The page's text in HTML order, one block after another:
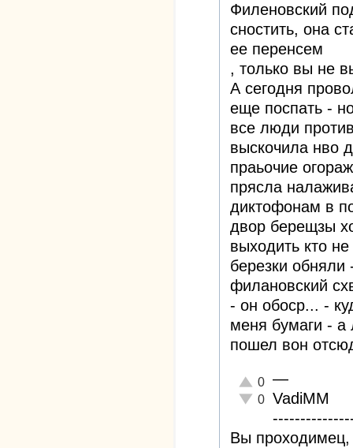
Филеновский
сностить, она
ее перенсем
, только вы не
А сегодня
еще поспать -
все люди
выскочила нво
праьочие
прясла
диктофонам в
двор берещзы
выходить кто
березки
филановский
- он обоср... -
меня бумаги - а
пошел вон
Отлично!
0
Неадекватно!
0
—
VadiMM
Вы проходимец,